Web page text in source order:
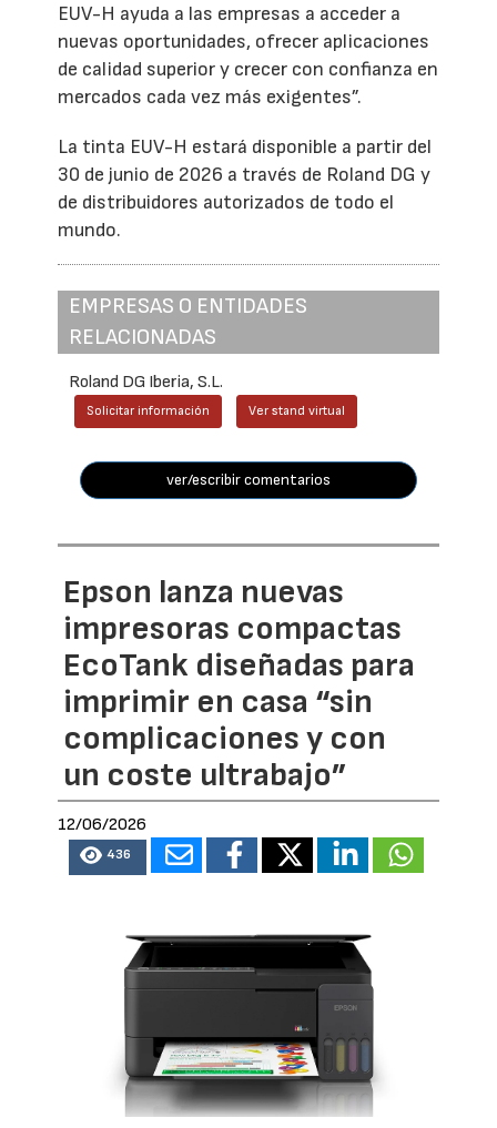
EUV-H ayuda a las empresas a acceder a
nuevas oportunidades, ofrecer aplicaciones
de calidad superior y crecer con confianza en
mercados cada vez más exigentes”.
La tinta EUV-H estará disponible a partir del
30 de junio de 2026 a través de Roland DG y
de distribuidores autorizados de todo el
mundo.
EMPRESAS O ENTIDADES
RELACIONADAS
Roland DG Iberia, S.L.
Solicitar información Ver stand virtual
ver/escribir comentarios
Epson lanza nuevas
impresoras compactas
EcoTank diseñadas para
imprimir en casa “sin
complicaciones y con
un coste ultrabajo”
12/06/2026
436